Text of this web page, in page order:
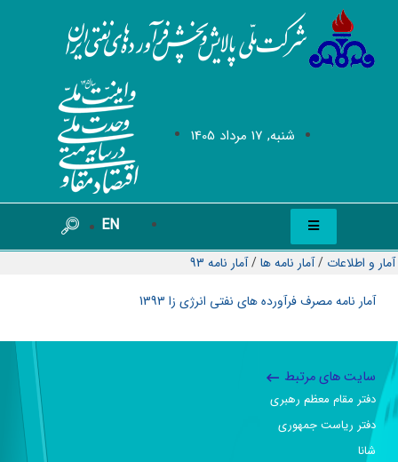
شنبه, 17 مرداد 1405
EN
آمار و اطلاعات /آمار نامه ها/آمار نامه 93
آمار نامه مصرف فرآورده های نفتی انرژی زا 1393
سایت های مرتبط
دفتر مقام معظم رهبری
دفتر ریاست جمهوری
شانا